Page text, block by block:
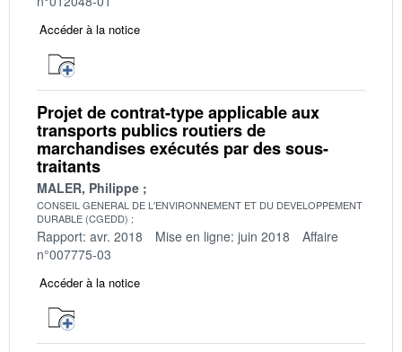
Accéder à la notice
Projet de contrat-type applicable aux
transports publics routiers de
marchandises exécutés par des sous-
traitants
MALER, Philippe
CONSEIL GENERAL DE L'ENVIRONNEMENT ET DU DEVELOPPEMENT
DURABLE (CGEDD)
Rapport: avr. 2018 Mise en ligne: juin 2018
Affaire
n°007775-03
Accéder à la notice